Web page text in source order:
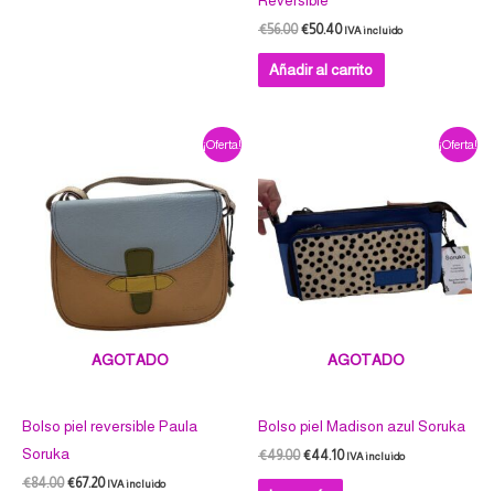
€56.00 €50.40 IVA incluido
Añadir al carrito
¡Oferta!
AGOTADO
Bolso piel reversible Paula
Soruka
€84.00
original
era:
€84.00.
€67.20
actual
IVA incluido
¡Oferta!
AGOTADO
Bolso piel Madison azul Soruka
€49.00
€49.00.
€44.10
€44.10.
IVA incluido